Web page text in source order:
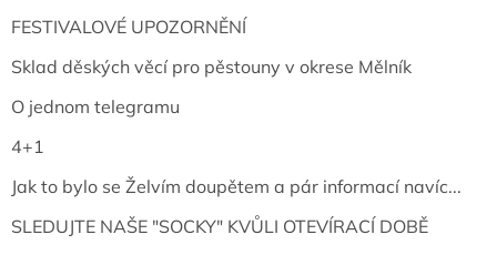
FESTIVALOVÉ UPOZORNĚNÍ
Sklad děských věcí pro pěstouny v okrese Mělník
O jednom telegramu
4+1
Jak to bylo se Želvím doupětem a pár informací navíc...
SLEDUJTE NAŠE "SOCKY" KVŮLI OTEVÍRACÍ DOBĚ